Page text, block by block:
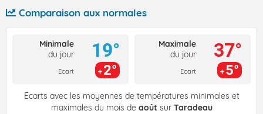
Comparaison aux normales
Minimale
du jour
Ecart
19°
2°
Maximale
du jour
Ecart
37°
5°
Écarts avec les moyennes de températures minimales et
maximales du mois de août sur Taradeau